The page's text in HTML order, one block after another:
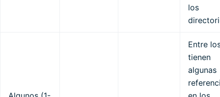
los
Entre
tienen
algunas